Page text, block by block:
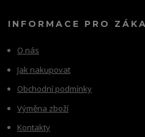
INFORMACE PRO
O nás
Jak nakupovat
Obchodní podmínky
Výměna zboží
Kontakty